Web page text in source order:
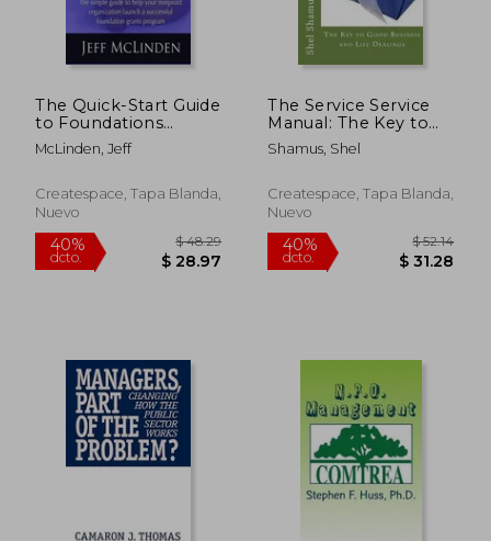
40%
$ 78.53 dcto.
The Quick-Start Guide
to Foundations
Fundraising: The
simple guide to help
organization launch a
successful foundation
Inglés)
McLinden, Jeff
Createspace, Tapa Blanda,
Nuevo
The Service Service
Manual: The Key to
Good Business and
Life Dealings (en
Shamus, Shel
Createspace, Tapa Blanda,
Nuevo